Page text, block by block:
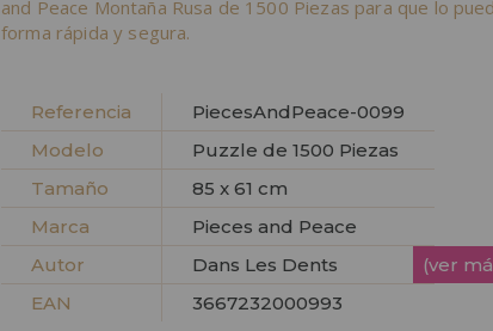
and Peace Montaña Rusa de 1500 Piezas para que lo
forma rápida y segura.
Referencia
PiecesAndPeace-0099
Modelo
Puzzle de 1500 Piezas
Tamaño
85 x 61 cm
Marca
Pieces and Peace
Autor
Dans Les Dents
(ver
EAN
3667232000993